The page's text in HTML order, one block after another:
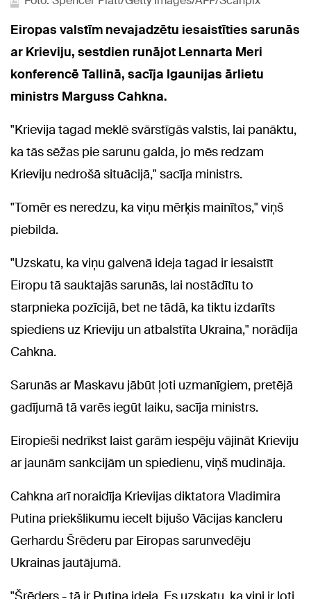
Eiropas valstīm nevajadzētu iesaistīties sarunās
ar Krieviju, sestdien runājot Lennarta Meri
konferencē Tallinā, sacīja Igaunijas ārlietu
ministrs Marguss Cahkna.
"Krievija tagad meklē svārstīgās valstis, lai panāktu,
ka tās sēžas pie sarunu galda, jo mēs redzam
Krieviju nedrošā situācijā," sacīja ministrs.
"Tomēr es neredzu, ka viņu mērķis mainītos," viņš
piebilda.
"Uzskatu, ka viņu galvenā ideja tagad ir iesaistīt
Eiropu tā sauktajās sarunās, lai nostādītu to
starpnieka pozīcijā, bet ne tādā, ka tiktu izdarīts
spiediens uz Krieviju un atbalstīta Ukraina," norādīja
Cahkna.
Sarunās ar Maskavu jābūt ļoti uzmanīgiem, pretējā
gadījumā tā varēs iegūt laiku, sacīja ministrs.
Eiropieši nedrīkst laist garām iespēju vājināt Krieviju
ar jaunām sankcijām un spiedienu, viņš mudināja.
Cahkna arī noraidīja Krievijas diktatora Vladimira
Putina priekšlikumu iecelt bijušo Vācijas kancleru
Gerhardu Šrēderu par Eiropas sarunvedēju
Ukrainas jautājumā.